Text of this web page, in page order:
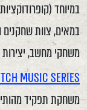
במיוחד
במאים, צוות שחקנים
משחקי מחשב, יצירות
MUSIC SERIES
משחקת תפקיד מהותי.